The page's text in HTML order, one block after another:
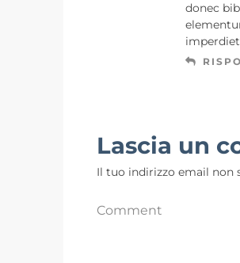
donec
Lascia un
Il tuo indirizzo email non
Comment